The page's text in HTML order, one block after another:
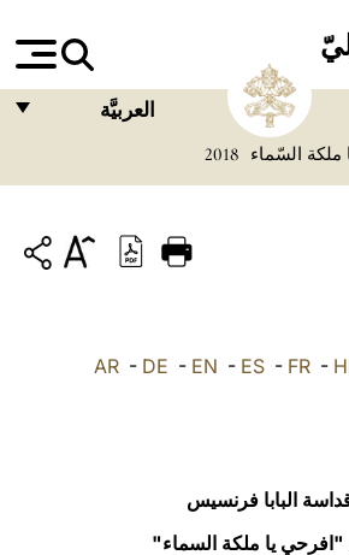
العربيَّة
ITALIANO
中文
ملكة السّماء 2018
AR- DE - EN - ES- FR-
البابا فرنسيس
"افرحي يا ملكة السماء"